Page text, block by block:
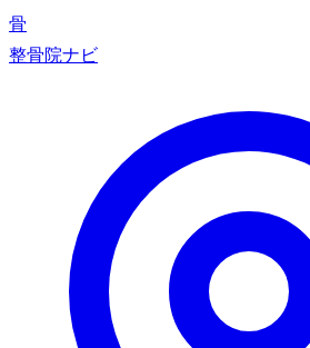
骨
整骨院ナビ